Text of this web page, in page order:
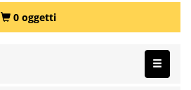
0 oggetti